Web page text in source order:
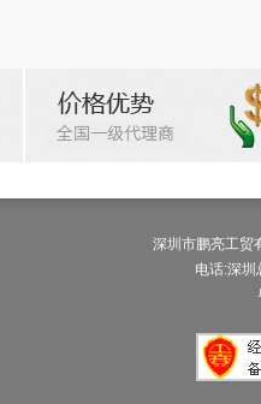
深圳市鹏亮工
电话:深